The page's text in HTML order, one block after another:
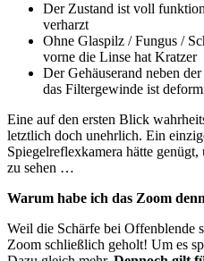
Der Zustand ist voll
verharzt
Ohne Glaspilz / Fungus /
vorne die Linse hat Kratzer
Der Gehäuserand neben
das Filtergewinde ist
Eine auf den ersten Blick
letztlich doch unehrlich. Ein
Spiegelreflexkamera hätte
zu sehen …
Warum habe ich das Zoom
Weil die Schärfe bei Offenblende
Zoom schließlich geholt! Um es